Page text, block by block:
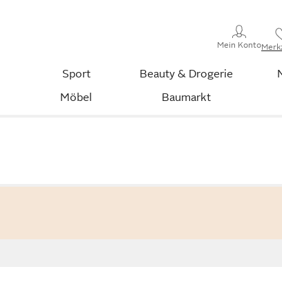
Mein Konto
Sport Beauty & Drogerie
Möbel Baumarkt